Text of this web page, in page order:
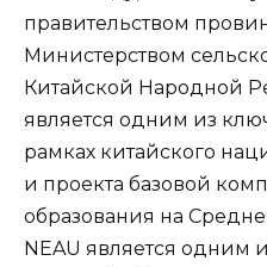
правительством
Министерством
Китайской Народной
является одним из
рамках китайского
и проекта базовой
образования на
NEAU является одним